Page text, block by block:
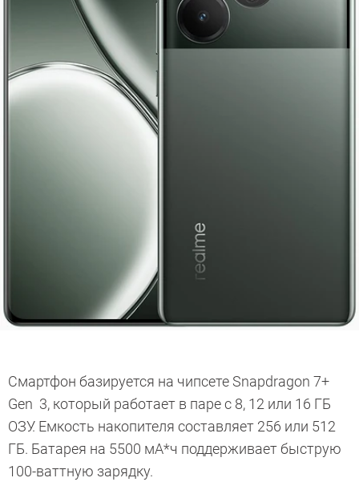
Смартфон базируется на чипсете Snapdragon 7+
Gen 3, который работает в паре с 8, 12 или 16 ГБ
ОЗУ. Емкость накопителя составляет 256 или 512
ГБ. Батарея на 5500 мА*ч поддерживает быструю
100-ваттную зарядку.